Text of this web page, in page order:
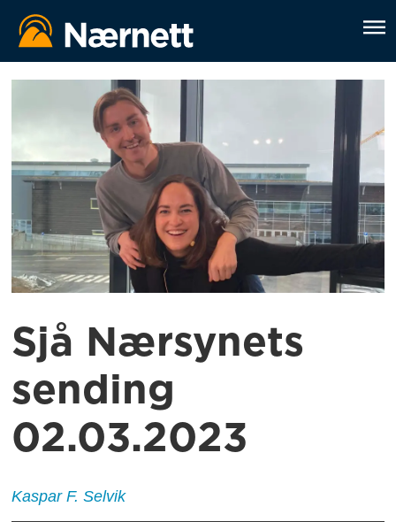
Sjå Nærsynets
sending
02.03.2023
Kaspar F. Selvik